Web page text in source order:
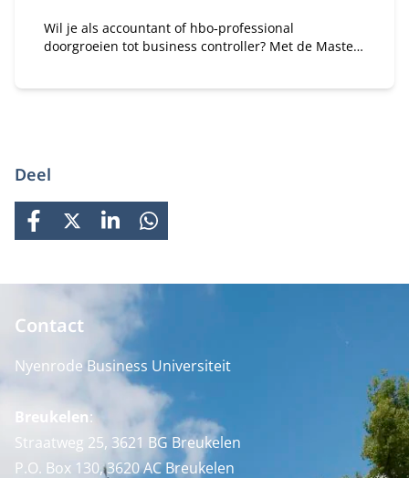
Wil je als accountant of hbo‑professional
doorgroeien tot business controller? Met de Master
Deel
FACEBOOK
X LINKEDINWHATSAPP
Contact
Nyenrode Business Universiteit
Breukelen:
Straatweg 25, 3621 BG Breukelen
P.O. Box 130, 3620 AC Breukelen